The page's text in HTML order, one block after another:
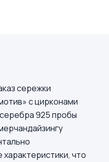
сережки
с цирконами
925 пробы
что